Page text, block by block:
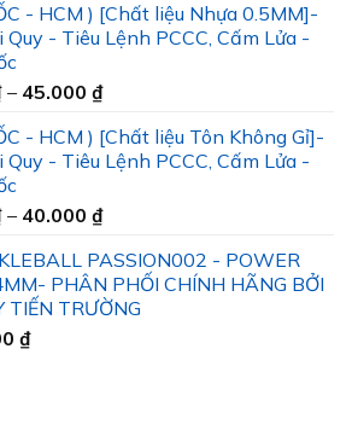
- HCM ) [Chất liệu Nhựa 0.5MM]-
Quy - Tiêu Lệnh PCCC, Cấm Lửa -
– 45.000 ₫Khoảng
từ
35.000 ₫
45.000 ₫
- HCM ) [Chất liệu Tôn Không Gỉ]-
Quy - Tiêu Lệnh PCCC, Cấm Lửa -
– 40.000 ₫Khoảng
từ
32.000 ₫
đến
PASSION002 - POWER
PHÂN PHỐI CHÍNH HÃNG BỞI
TIẾN TRƯỜNG
₫